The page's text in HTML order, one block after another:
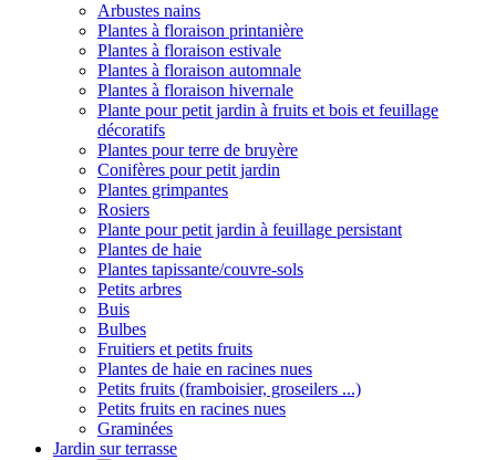
Arbustes nains
Plantes à floraison printanière
Plantes à floraison estivale
Plantes à floraison automnale
Plantes à floraison hivernale
Plante pour petit jardin à fruits et bois et feuillage
décoratifs
Plantes pour terre de bruyère
Conifères pour petit jardin
Plantes grimpantes
Rosiers
Plante pour petit jardin à feuillage persistant
Plantes de haie
Plantes tapissante/couvre-sols
Petits arbres
Buis
Bulbes
Fruitiers et petits fruits
Plantes de haie en racines nues
Petits fruits (framboisier, groseilers ...)
Petits fruits en racines nues
Graminées
Jardin sur terrasse